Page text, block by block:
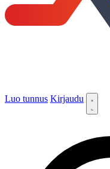
Luo tunnus Kirjaudu